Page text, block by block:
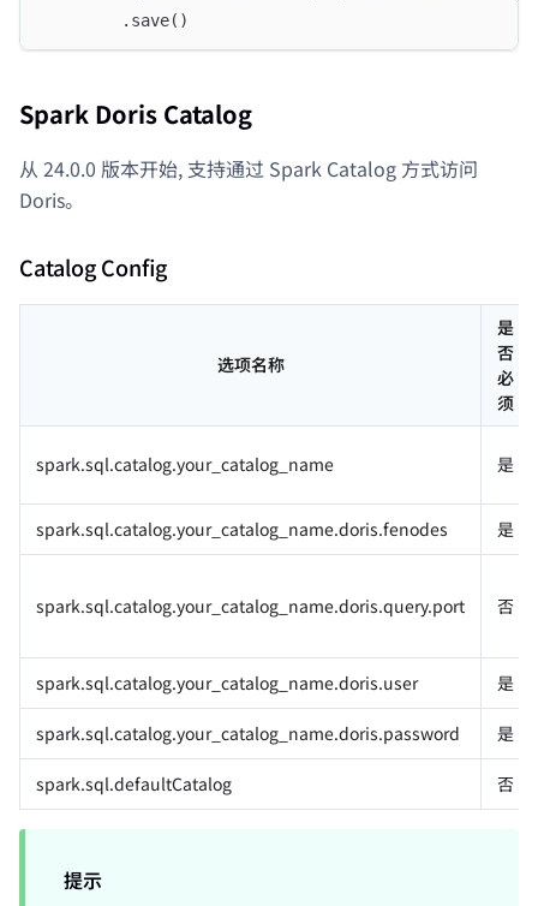
        .save()
Spark Doris Catalog
从 24.0.0 版本开始, 支持通过 Spark Catalog 方式访问
Doris。
Catalog Config
选项名称
是
否
必
须
spark.sql.catalog.your_catalog_name 是
spark.sql.catalog.your_catalog_name.doris.fenodes 是
spark.sql.catalog.your_catalog_name.doris.query.port 否
spark.sql.catalog.your_catalog_name.doris.user 是
spark.sql.catalog.your_catalog_name.doris.password 是
spark.sql.defaultCatalog 否
提示